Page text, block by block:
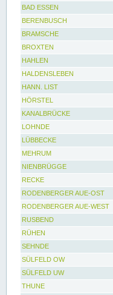
BAD ESSEN
BERENBUSCH
BRAMSCHE
BROXTEN
HAHLEN
HALDENSLEBEN
HANN. LIST
HÖRSTEL
KANALBRÜCKE
LOHNDE
LÜBBECKE
MEHRUM
NIENBRÜGGE
RECKE
RODENBERGER AUE-OST
RODENBERGER AUE-WEST
RUSBEND
RÜHEN
SEHNDE
SÜLFELD OW
SÜLFELD UW
THUNE